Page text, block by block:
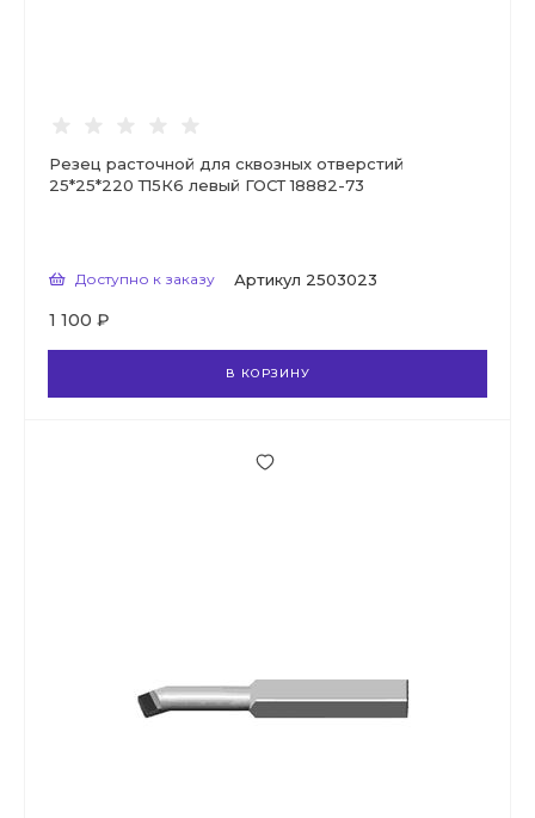
Резец расточной для сквозных отверстий
25*25*220 Т15К6 левый ГОСТ 18882-73
Доступно к заказу Артикул 2503023
1 100 ₽
В КОРЗИНУ